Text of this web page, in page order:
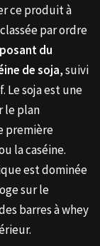
ce produit à
par ordre
du
de soja, suivi
Le soja est une
le plan
première
la caséine.
est dominée
sur le
barres à whey